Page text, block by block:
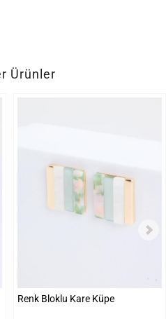
Ürünler
Renk Bloklu Kare Küpe